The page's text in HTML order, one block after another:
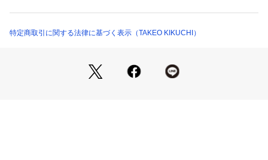
5ポケット型（デニムパンツ型）ながら、キレイなシルエット
・ポケット数：横×3 後ろ×2
特定商取引に関する法律に基づく表示（TAKEO KIKUCHI）